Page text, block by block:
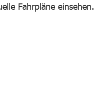
Fahrpläne einsehen.